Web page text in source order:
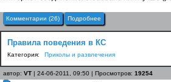
Комментарии (26) Подробнее
Правила поведения в КС
Категория: Приколы и развлечения
автор: VT | 24-06-2011, 09:50 | Просмотров: 19254